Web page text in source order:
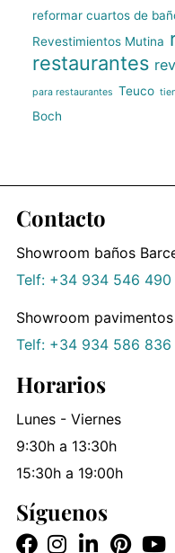
reformar cuartos de
Revestimientos Mutina
restaurantes
para restaurantes Teuco
Boch
Contacto
Showroom baños
Telf: +34 934 546 490
Showroom
Telf: +34 934 586 836
Horarios
Lunes - Viernes
9:30h a 13:30h
15:30h a 19:00h
Síguenos